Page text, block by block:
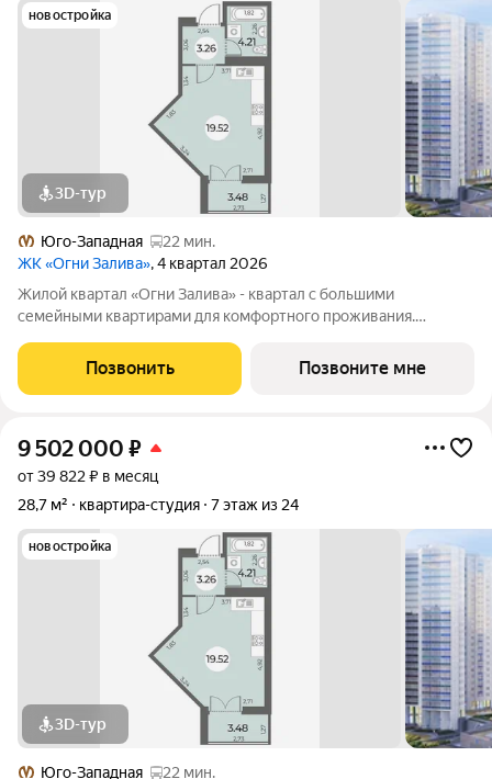
новостройка
3D-тур
Юго-Западная
22 мин.
ЖК «Огни Залива», 4 квартал 2026
Жилой квартал «Огни Залива» - квартал с большими
семейными квартирами для комфортного проживания.
социальная среда. В проекте IV очереди преобладают двух и
Позвонить Позвоните мне
9 502 000 ₽
от 39 822 ₽ в месяц
28,7 м²
квартира-студия 7 этаж из 24
новостройка
3D-тур
Юго-Западная 22 мин.